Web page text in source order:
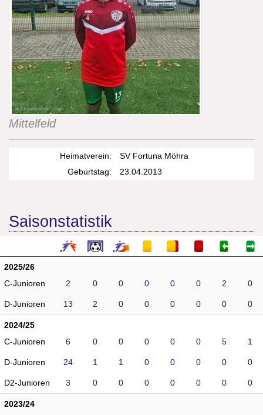
Mittelfeld
Heimatverein:
SV Fortuna Möhra
Geburtstag:
23.04.2013
Saisonstatistik
2025/26
C-Junioren
2 0 0 0 0 0 2 0
D-Junioren 13 2 0 0 0 0 0 0
2024/25
C-Junioren
6 0 0 0 0 0 5 1
D-Junioren 24 1 1 0 0 0 0 0
D2-Junioren 3 0 0 0 0 0 0 0
2023/24